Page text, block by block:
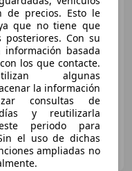
comparación
331 kW (450 CV)
de precios. Esto le
que no tiene que
Con su
basada
los que contacte.
algunas
la información
consultas de
y reutilizarla
periodo para
el uso de dichas
ampliadas no